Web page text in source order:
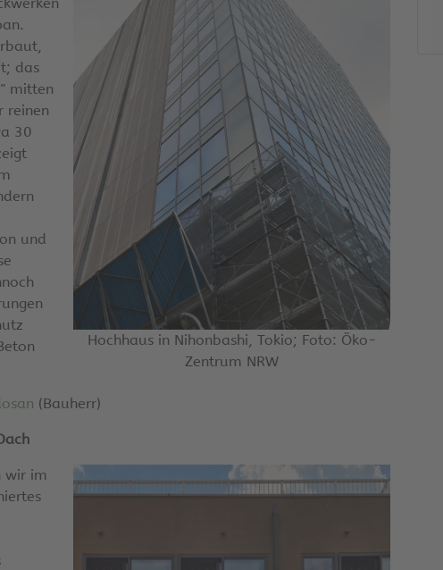
Hochhaus in Nihonbashi, Tokio; Foto: Öko-
Zentrum NRW
das
mitten
reinen
30
und
(Bauherr)
wir im